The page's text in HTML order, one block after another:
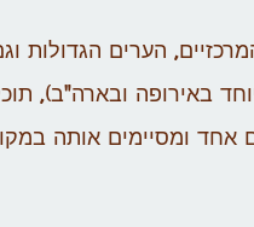
הערים הגדולות
באירופה ובארה"ב),
ומסיימים אותה